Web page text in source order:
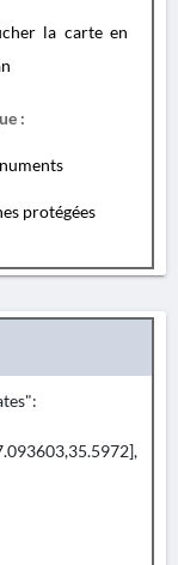
la carte en
:
protégées